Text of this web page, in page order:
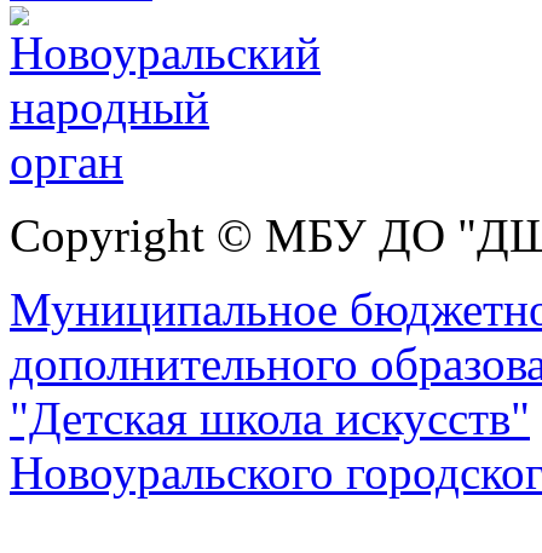
Copyright © МБУ ДО
Муниципальное
дополнительного
"Детская школа искусств"
Новоуральского